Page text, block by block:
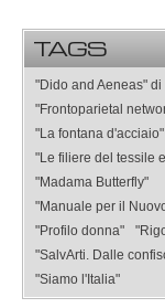
TAGS
"Dido and Aeneas" di
"Frontoparietal
"La fontana d'acciaio"
"Le filiere del tessile
"Madama Butterfly"
"Manuale per il
"Profilo donna"
"SalvArti. Dalle
"Siamo l'Italia"